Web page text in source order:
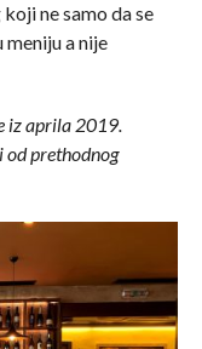
ne samo da se
meniju a nije
iz aprila 2019.
od prethodnog